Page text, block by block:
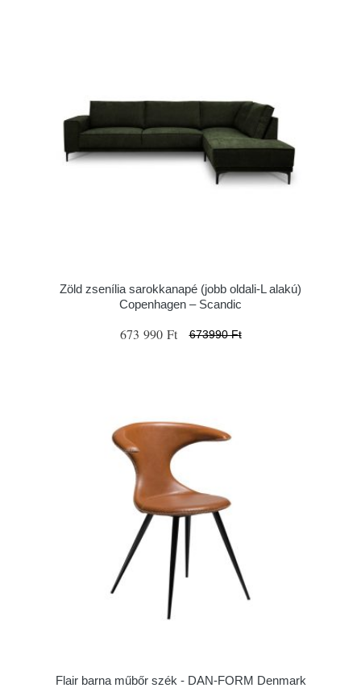
Zöld zsenília sarokkanapé (jobb oldali-L alakú)
Copenhagen – Scandic
673 990 Ft 673990 Ft
Flair barna műbőr szék - ​​​​​DAN-FORM Denmark